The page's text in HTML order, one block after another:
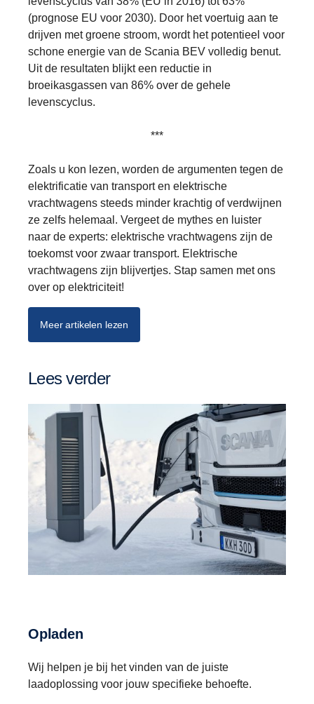
(prognose EU voor 2030). Door het voertuig aan te
drijven met groene stroom, wordt het potentieel voor
schone energie van de Scania BEV volledig benut.
Uit de resultaten blijkt een reductie in
broeikasgassen van 86% over de gehele
levenscyclus.
***
Zoals u kon lezen, worden de argumenten tegen de
elektrificatie van transport en elektrische
vrachtwagens steeds minder krachtig of verdwijnen
ze zelfs helemaal. Vergeet de mythes en luister
naar de experts: elektrische vrachtwagens zijn de
toekomst voor zwaar transport. Elektrische
vrachtwagens zijn blijvertjes. Stap samen met ons
over op elektriciteit!
Meer artikelen lezen
Lees verder
Opladen
Wij helpen je bij het vinden van de juiste
laadoplossing voor jouw specifieke behoefte.